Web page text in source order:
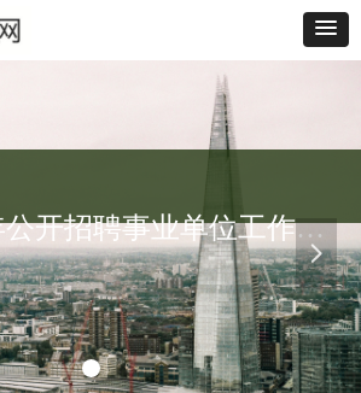
珠晖区2026年公开招聘事业单位工作人员报名入口
넲